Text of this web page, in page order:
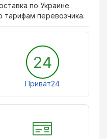
по Украине.
тарифам перевозчика.
24
Приват24